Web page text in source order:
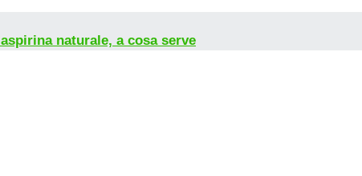
naturale, a cosa serve